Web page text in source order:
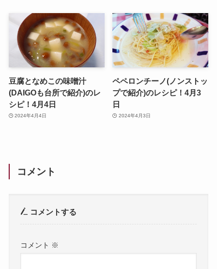
豆腐となめこの味噌汁
(DAIGOも台所で紹介)のレ
シピ！4月4日
2024年4月4日
ペペロンチーノ(ノンストッ
プで紹介)のレシピ！4月3
日
2024年4月3日
コメント
コメントする
コメント ※